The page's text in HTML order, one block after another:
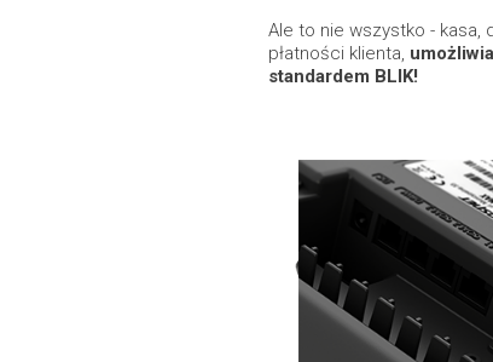
Ale to nie wszystko - kasa,
płatności klienta,
standardem BLIK!